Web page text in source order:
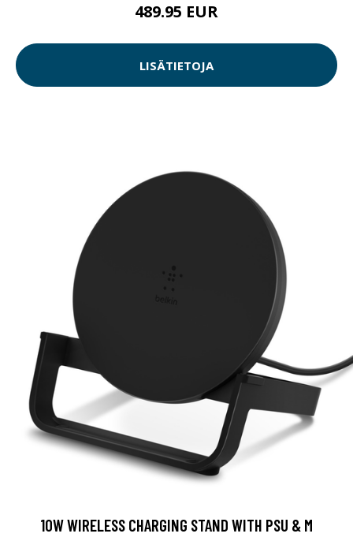
489.95 EUR
LISÄTIETOJA
10W WIRELESS CHARGING STAND WITH PSU & M